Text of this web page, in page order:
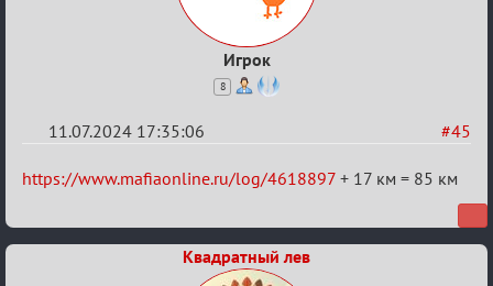
Игрок
8
#45
11.07.2024 17:35:06
Re:
тысяч
https://www.mafiaonline.ru/log/4618897 + 17 км = 85 км
Квадратный лев